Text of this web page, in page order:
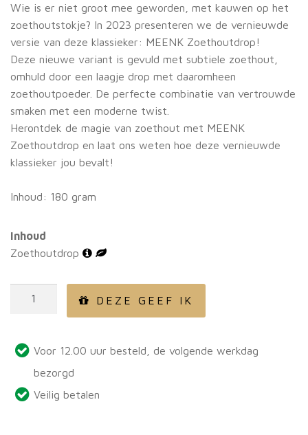
Wie is er niet groot mee geworden, met kauwen op het
zoethoutstokje? In 2023 presenteren we de vernieuwde
versie van deze klassieker: MEENK Zoethoutdrop!
Deze nieuwe variant is gevuld met subtiele zoethout,
omhuld door een laagje drop met daaromheen
zoethoutpoeder. De perfecte combinatie van vertrouwde
smaken met een moderne twist.
Herontdek de magie van zoethout met MEENK
Zoethoutdrop en laat ons weten hoe deze vernieuwde
klassieker jou bevalt!
Inhoud: 180 gram
Inhoud
Zoethoutdrop
DEZE GEEF IK
Voor 12.00 uur besteld, de volgende werkdag
bezorgd
Veilig betalen